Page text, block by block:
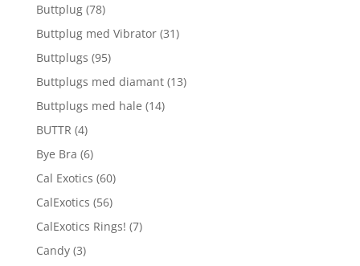
Buttplug (78)
Buttplug med Vibrator (31)
Buttplugs (95)
Buttplugs med diamant (13)
Buttplugs med hale (14)
BUTTR (4)
Bye Bra (6)
Cal Exotics (60)
CalExotics (56)
CalExotics Rings! (7)
Candy (3)